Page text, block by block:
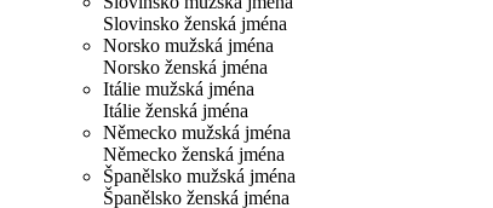
Slovinsko ženská jména
Norsko mužská jména
Norsko ženská jména
Itálie mužská jména
Itálie ženská jména
Německo mužská jména
Německo ženská jména
Španělsko mužská jména
Španělsko ženská jména